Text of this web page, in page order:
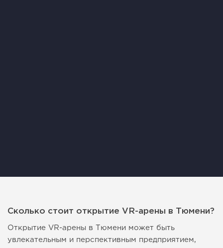
Сколько стоит открытие VR-арены в Тюмени?
Открытие VR-арены в Тюмени может быть
увлекательным и перспективным предприятием,